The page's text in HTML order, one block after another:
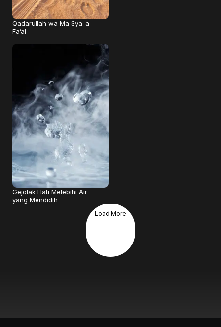
Qadarullah wa Ma Sya-a
Fa’al
Gejolak Hati Melebihi Air
yang Mendidih
Load More